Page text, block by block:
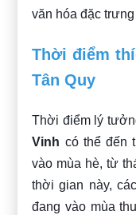
văn hóa đặc
Thời điểm
Tân Quy
Thời điểm lý
Vinh có thể đến
vào mùa hè, từ
thời gian này,
đang vào mùa